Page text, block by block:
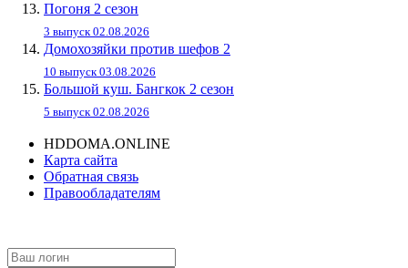
Погоня 2 сезон
3 выпуск 02.08.2026
Домохозяйки против шефов 2
10 выпуск 03.08.2026
Большой куш. Бангкок 2 сезон
5 выпуск 02.08.2026
HDDOMA.ONLINE
Карта сайта
Обратная связь
Правообладателям